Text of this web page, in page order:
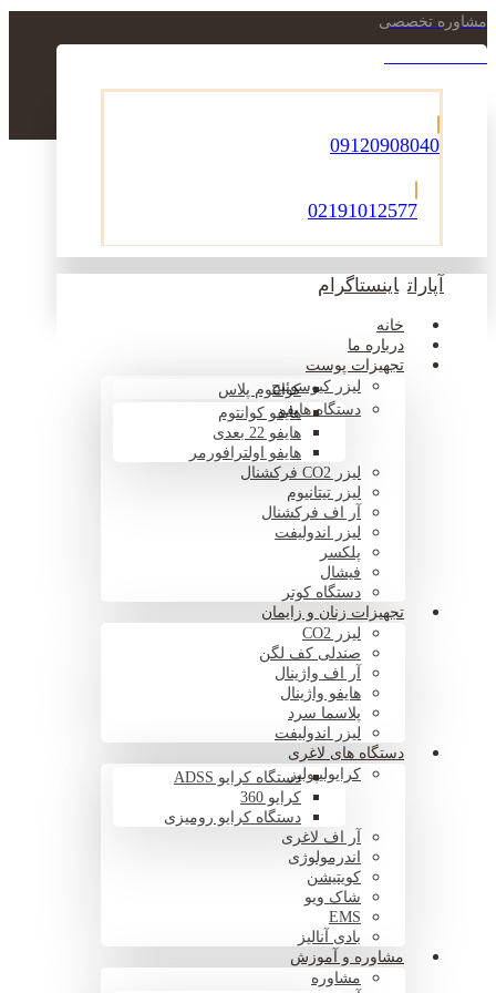
مشاوره تخصصی
09120908040
02191012577
آپارات اینستاگرام
خانه
درباره ما
تجهیزات پوست
لیزر کیوسوئیچکوانتوم پلاس
دستگاه هایفوهایفو کوانتوم
هایفو 22 بعدی
هایفو اولترافورمر
لیزر CO2 فرکشنال
لیزر تیتانیوم
آر اف فرکشنال
لیزر اندولیفت
پلکسر
فیشال
دستگاه کوتر
تجهیزات زنان و زایمان
لیزر CO2
صندلی کف لگن
آر اف واژینال
هایفو واژینال
پلاسما سرد
لیزر اندولیفت
دستگاه های لاغری
کرایولیپولیزدستگاه کرایو ADSS
کرایو 360
دستگاه کرایو رومیزی
آر اف لاغری
اندرمولوژی
کویتیشن
شاک ویو
EMS
بادی آنالیز
مشاوره و آموزش
مشاوره